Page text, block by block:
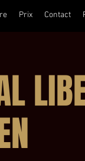
Prix Contact